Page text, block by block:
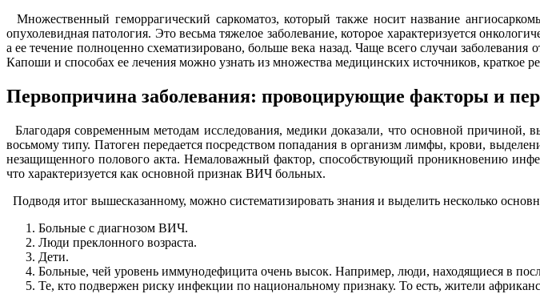
Множественный геморрагический саркоматоз, который также носит название
опухолевидная патология. Это весьма тяжелое заболевание, которое характеризуется
а ее течение полноценно схематизировано, больше века назад. Чаще всего случаи
Капоши и способах ее лечения можно узнать из множества медицинских источников, краткое
Первопричина заболевания: провоцирующие факторы и
Благодаря современным методам исследования, медики доказали, что основной причиной,
восьмому типу. Патоген передается посредством попадания в организм лимфы, крови,
незащищенного полового акта. Немаловажный фактор, способствующий проникновению
что характеризуется как основной признак ВИЧ больных.
Подводя итог вышесказанному, можно систематизировать знания и выделить несколько
Больные с диагнозом ВИЧ.
Люди преклонного возраста.
Дети.
Больные, чей уровень иммунодефицита очень высок. Например, люди, находящиеся в
Те, кто подвержен риску инфекции по национальному признаку. То есть, жители